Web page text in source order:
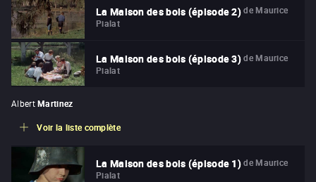
La Maison des bois (épisode 2) de Maurice
Pialat
La Maison des bois (épisode 3) de Maurice
Pialat
Albert Martinez
Voir la liste complète
La Maison des bois (épisode 1) de Maurice
Pialat